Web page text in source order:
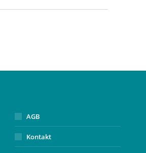
AGB
Kontakt